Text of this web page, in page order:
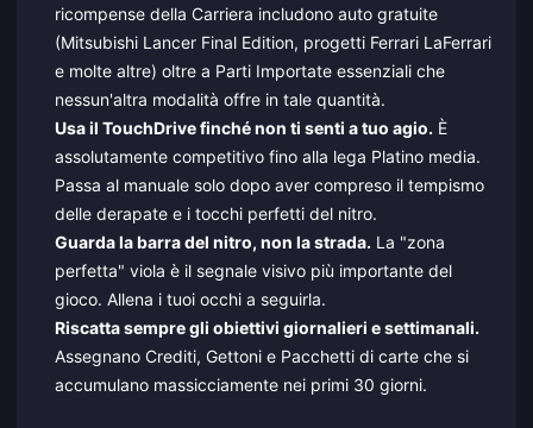
ricompense della Carriera includono auto gratuite
(Mitsubishi Lancer Final Edition, progetti Ferrari LaFerrari
e molte altre) oltre a Parti Importate essenziali che
nessun'altra modalità offre in tale quantità.
Usa il TouchDrive finché non ti senti a tuo agio. È
assolutamente competitivo fino alla lega Platino media.
Passa al manuale solo dopo aver compreso il tempismo
delle derapate e i tocchi perfetti del nitro.
Guarda la barra del nitro, non la strada. La "zona
perfetta" viola è il segnale visivo più importante del
gioco. Allena i tuoi occhi a seguirla.
Riscatta sempre gli obiettivi giornalieri e settimanali.
Assegnano Crediti, Gettoni e Pacchetti di carte che si
accumulano massicciamente nei primi 30 giorni.